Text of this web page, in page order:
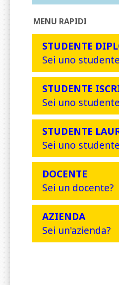
MENU RAPIDI
STUDENTE
Sei uno
STUDENTE
Sei uno
STUDENTE
Sei uno
DOCENTE
Sei un docente?
AZIENDA
Sei un'azienda?